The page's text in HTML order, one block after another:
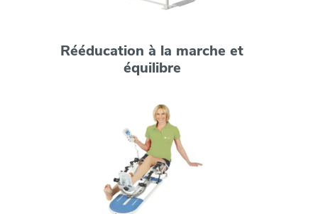
Rééducation à la marche et
équilibre